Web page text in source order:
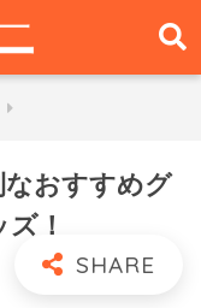
おすすめグ
！